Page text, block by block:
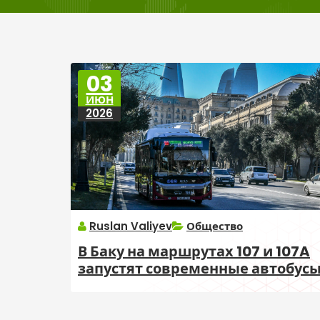
03
ИЮН
2026
Ruslan Valiyev Общество
В Баку на маршрутах 107 и 107A
запустят современные